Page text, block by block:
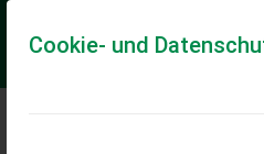
Cookie- und